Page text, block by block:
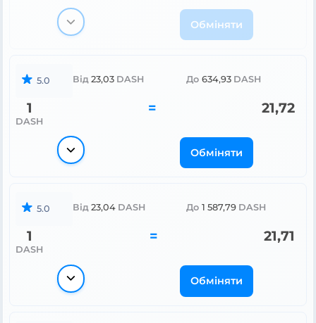
Обміняти
5.0 Від 23,03 DASH До 634,93 DASH
1
DASH
= 21,72
Обміняти
5.0 Від 23,04 DASH До 1 587,79 DASH
1
DASH
= 21,71
Обміняти